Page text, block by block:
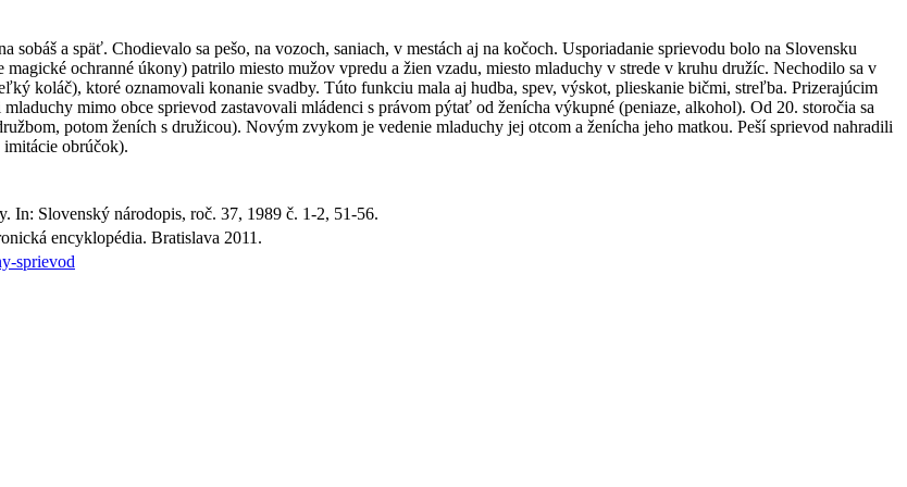
sobáš a späť. Chodievalo sa pešo, na vozoch, saniach, v mestách aj na kočoch. Usporiadanie sprievodu bolo na Slovensku
ochranné úkony) patrilo miesto mužov vpredu a žien vzadu, miesto mladuchy v strede v kruhu družíc. Nechodilo sa v
koláč), ktoré oznamovali konanie svadby. Túto funkciu mala aj hudba, spev, výskot, plieskanie bičmi, streľba. Prizerajúcim
mimo obce sprievod zastavovali mládenci s právom pýtať od ženícha výkupné (peniaze, alkohol). Od 20. storočia sa
potom ženích s družicou). Novým zvykom je vedenie mladuchy jej otcom a ženícha jeho matkou. Peší sprievod nahradili
imitácie obrúčok).
In: Slovenský národopis, roč. 37, 1989 č. 1-2, 51-56.
encyklopédia. Bratislava 2011.
sprievod